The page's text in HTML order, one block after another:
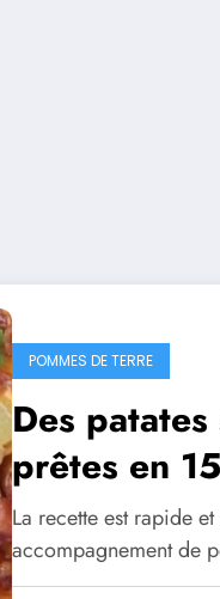
POMMES DE TERRE
Des
prêtes en
La recette est rapide
accompagnement de